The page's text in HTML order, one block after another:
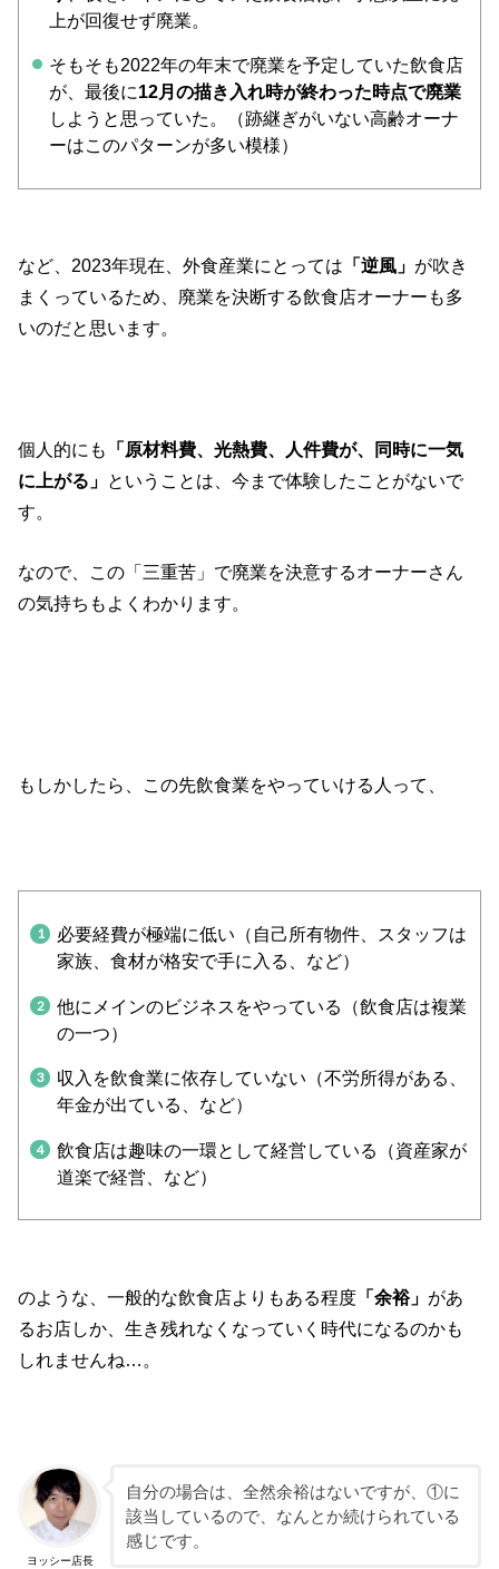
上が回復せず廃業。
そもそも2022年の年末で廃業を予定していた飲食店
が、最後に12月の描き入れ時が終わった時点で廃業
しようと思っていた。（跡継ぎがいない高齢オーナ
ーはこのパターンが多い模様）
など、2023年現在、外食産業にとっては 「逆風」 が吹き
まくっているため、廃業を決断する飲食店オーナーも多
いのだと思います。
個人的にも
「原材料費、光熱費、人件費が、同時に一気
に上がる」 ということは、今まで体験したことがないで
す。
なので、この「三重苦」で廃業を決意するオーナーさん
の気持ちもよくわかります。
もしかしたら、この先飲食業をやっていける人って、
必要経費が極端に低い（自己所有物件、スタッフは
家族、食材が格安で手に入る、など）
他にメインのビジネスをやっている（飲食店は複業
の一つ）
収入を飲食業に依存していない（不労所得がある、
年金が出ている、など）
飲食店は趣味の一環として経営している（資産家が
道楽で経営、など）
のような、一般的な飲食店よりもある程度 「余裕」 があ
るお店しか、生き残れなくなっていく時代になるのかも
しれませんね…。
ヨッシー店長
自分の場合は、全然余裕はないですが、①に
該当しているので、なんとか続けられている
感じです。